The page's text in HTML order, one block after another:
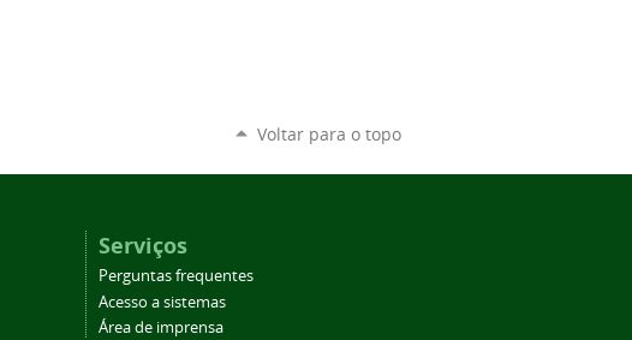
Voltar para o topo
Serviços
Perguntas frequentes
Acesso a sistemas
Área de imprensa